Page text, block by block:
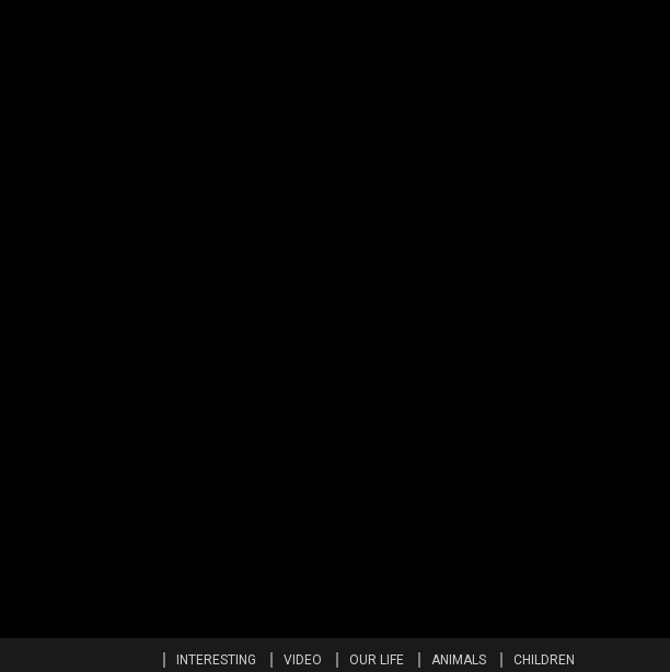
INTERESTING VIDEO OUR LIFE ANIMALS CHILDREN